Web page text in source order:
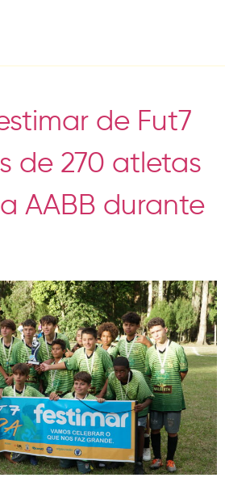
de Fut7
de 270 atletas
AABB durante